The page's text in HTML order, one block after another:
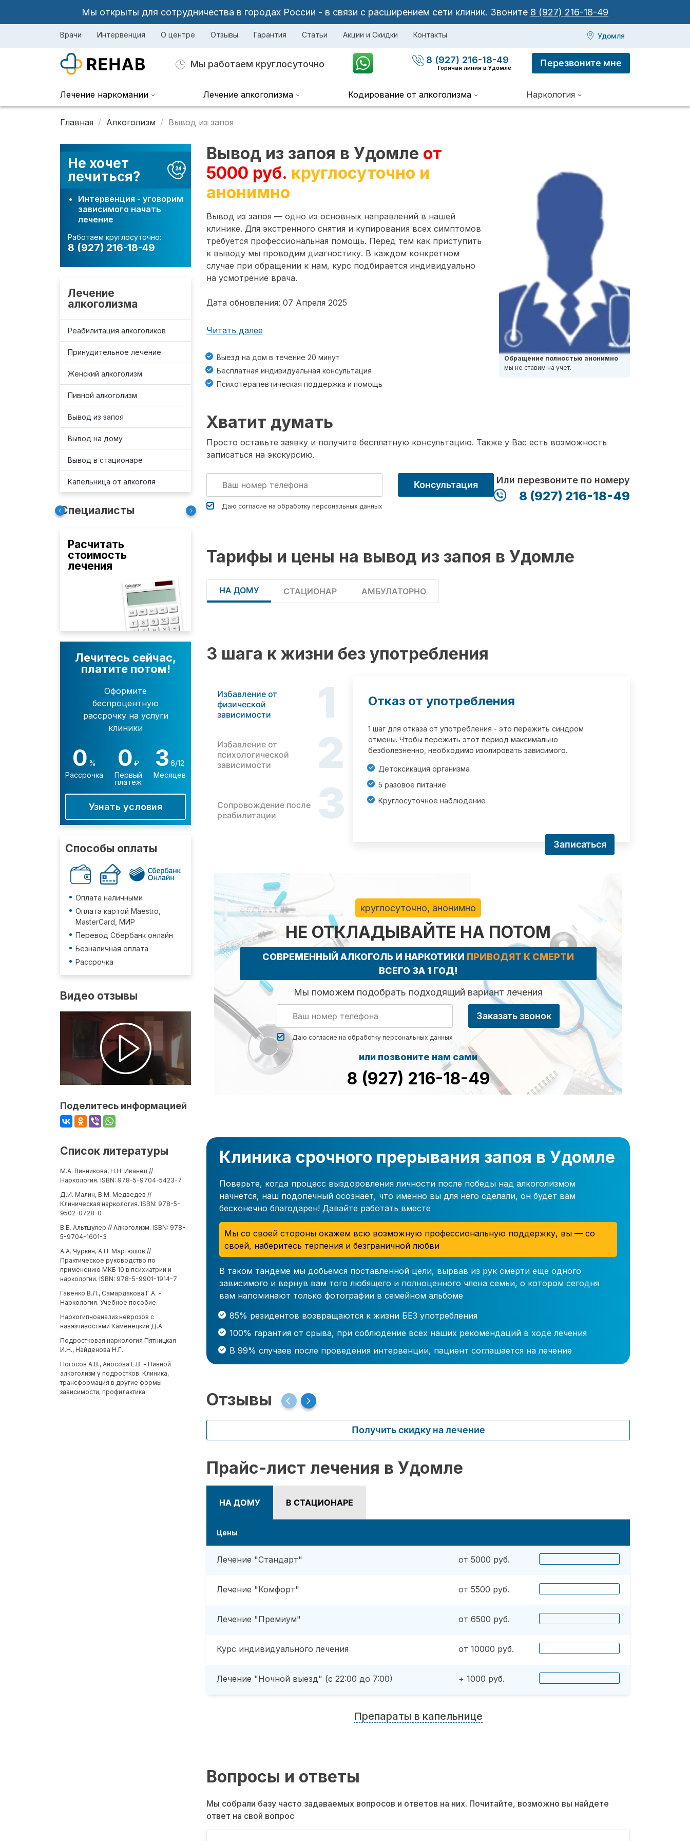
Мы открыты для сотрудничества в городах России - в связи с расширением сети клиник. Звоните 8 (927) 216-18-49
Врачи Интервенция О центре Отзывы Гарантия Статьи Акции и Скидки Контакты Удомля
Мы работаем круглосуточно 8 (927) 216-18-49
Горячая линия в Удомле Перезвоните мне
Лечение наркомании Лечение алкоголизма Кодирование от алкоголизма Наркология
Главная Алкоголизм Вывод из запоя
Не хочет
лечиться?
Интервенция - уговорим
зависимого начать
лечение
Работаем круглосуточно:
8 (927) 216-18-49
Лечение
алкоголизма
Реабилитация алкоголиков
Принудительное лечение
Женский алкоголизм
Пивной алкоголизм
Вывод из запоя
Вывод на дому
Вывод в стационаре
Капельница от алкоголя
Специалисты
Расчитать
стоимость
лечения
Лечитесь сейчас,
платите потом!
Оформите
беспроцентную
рассрочку на услуги
клиники
0 %
Рассрочка
0 ₽
Первый
платеж
3 6/12
Месяцев
Узнать условия
Способы оплаты
Оплата наличными
Оплата картой Maestro,
MasterCard, МИР
Перевод Сбербанк онлайн
Безналичная оплата
Рассрочка
Видео отзывы
Поделитесь информацией
Список литературы
М.А. Винникова, Н.Н. Иванец //
Наркология. ISBN: 978-5-9704-5423-7
Д.И. Малин, В.М. Медведев //
Клиническая наркология. ISBN: 978-5-
9502-0728-0
В.Б. Альтшулер // Алкоголизм. ISBN: 978-
5-9704-1601-3
А.А. Чуркин, А.Н. Мартюшов //
Практическое руководство по
применению МКБ 10 в психиатрии и
наркологии. ISBN: 978-5-9901-1914-7
Гавенко В.Л., Самардакова Г.А. -
Наркология. Учебное пособие.
Наркогипноанализ неврозов с
навязчивостями Каменецкий Д.А
Подростковая наркология Пятницкая
И.Н., Найденова Н.Г.
Погосов А.В., Аносова Е.В. - Пивной
алкоголизм у подростков. Клиника,
трансформация в другие формы
зависимости, профилактика
Вывод из запоя в Удомле от
5000 руб. круглосуточно и
анонимно
Вывод из запоя — одно из основных направлений в нашей
клинике. Для экстренного снятия и купирования всех симптомов
требуется профессиональная помощь. Перед тем как приступить
к выводу мы проводим диагностику. В каждом конкретном
случае при обращении к нам, курс подбирается индивидуально
на усмотрение врача.
Дата обновления: 07 Апреля 2025
Читать далее
Выезд на дом в течение 20 минут
Бесплатная индивидуальная консультация
Психотерапевтическая поддержка и помощь
Обращение полностью анонимно
мы не ставим на учет.
Хватит думать
Просто оставьте заявку и получите бесплатную консультацию. Также у Вас есть возможность
записаться на экскурсию.
Даю согласие на обработку персональных данных
Консультация Или перезвоните по номеру
8 (927) 216-18-49
Тарифы и цены на вывод из запоя в Удомле
НА ДОМУ СТАЦИОНАР АМБУЛАТОРНО
3 шага к жизни без употребления
Избавление от
физической
зависимости
1
Избавление от
психологической
зависимости
2
Сопровождение после
реабилитации
3
Отказ от употребления
1 шаг для отказа от употребления - это пережить синдром
отмены. Чтобы пережить этот период максимально
безболезненно, необходимо изолировать зависимого.
Детоксикация организма
5 разовое питание
Круглосуточное наблюдение
Записаться
круглосуточно, анонимно
НЕ ОТКЛАДЫВАЙТЕ НА ПОТОМ
СОВРЕМЕННЫЙ АЛКОГОЛЬ И НАРКОТИКИ ПРИВОДЯТ К СМЕРТИ
ВСЕГО ЗА 1 ГОД!
Мы поможем подобрать подходящий вариант лечения
Даю согласие на обработку персональных данных
Заказать звонок
или позвоните нам сами
8 (927) 216-18-49
Клиника срочного прерывания запоя в Удомле
Поверьте, когда процесс выздоровления личности после победы над алкоголизмом
начнется, наш подопечный осознает, что именно вы для него сделали, он будет вам
бесконечно благодарен! Давайте работать вместе
Мы со своей стороны окажем всю возможную профессиональную поддержку, вы — со
своей, наберитесь терпения и безграничной любви
В таком тандеме мы добьемся поставленной цели, вырвав из рук смерти еще одного
зависимого и вернув вам того любящего и полноценного члена семьи, о котором сегодня
вам напоминают только фотографии в семейном альбоме
85% резидентов возвращаются к жизни БЕЗ употребления
100% гарантия от срыва, при соблюдение всех наших рекомендаций в ходе лечения
В 99% случаев после проведения интервенции, пациент соглашается на лечение
Отзывы
Получить скидку на лечение
Прайс-лист лечения в Удомле
НА ДОМУ В СТАЦИОНАРЕ
Цены
Лечение "Стандарт" от 5000 руб.
Лечение "Комфорт" от 5500 руб.
Лечение "Премиум" от 6500 руб.
Курс индивидуального лечения от 10000 руб.
Лечение "Ночной выезд" (с 22:00 до 7:00) + 1000 руб.
Препараты в капельнице
Вопросы и ответы
Мы собрали базу часто задаваемых вопросов и ответов на них. Почитайте, возможно вы найдете
ответ на свой вопрос